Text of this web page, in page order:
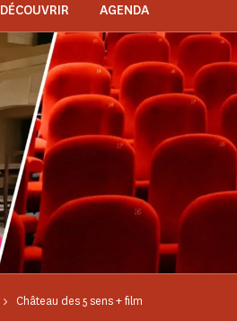
DÉCOUVRIR AGENDA
Château des 5 sens + film